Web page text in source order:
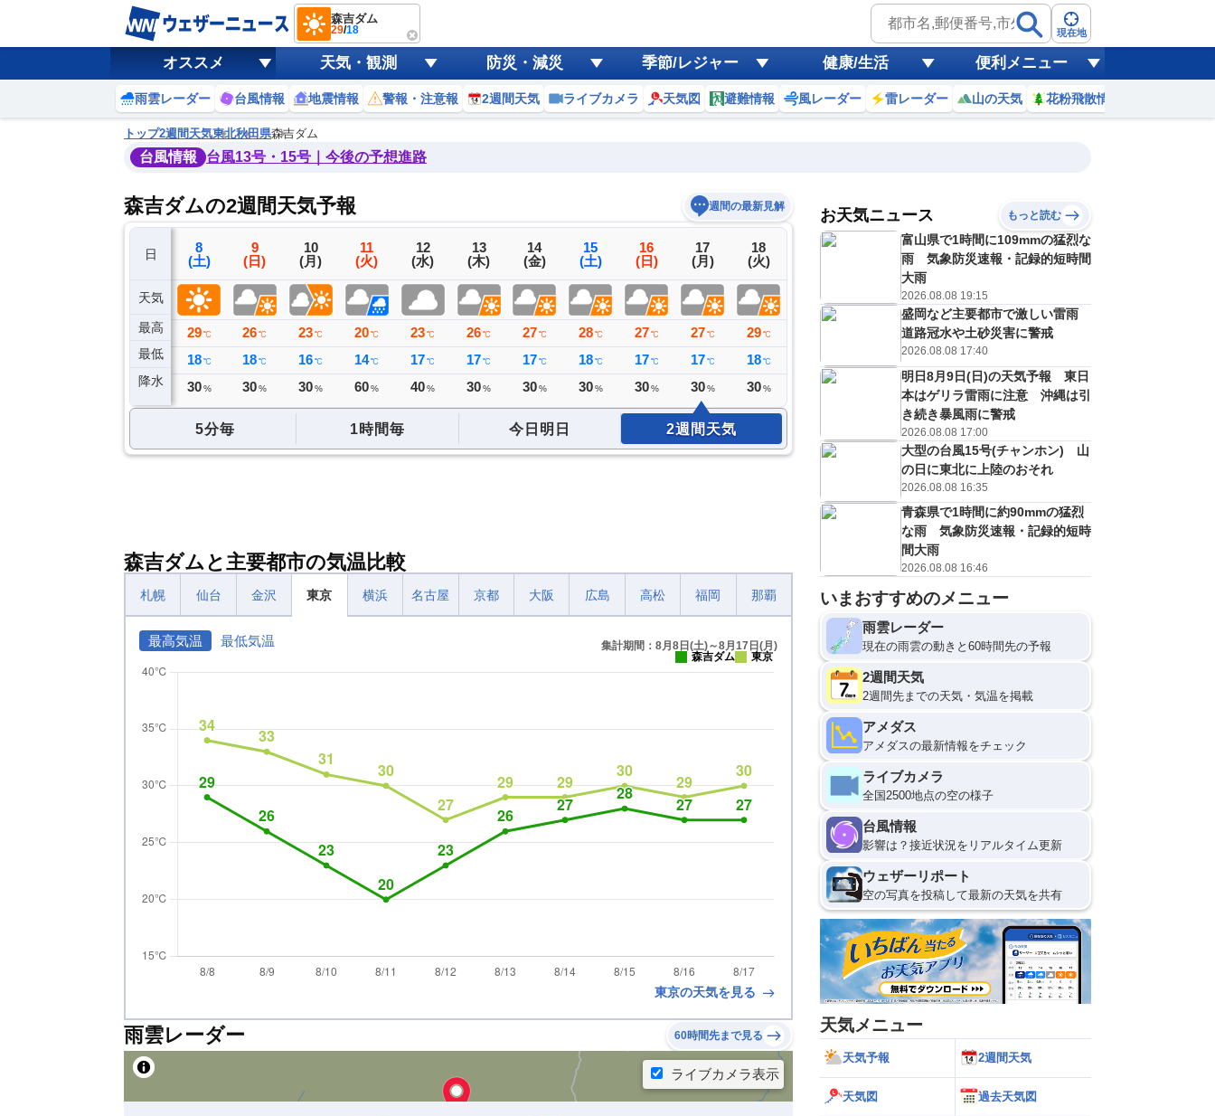
森吉ダム
29/18 現在地
オススメ 天気・観測 防災・減災 季節/レジャー 健康/生活 便利メニュー
雨雲レーダー 台風情報 地震情報 警報・注意報 2週間天気 ライブカメラ 天気図 避難情報 風レーダー 雷レーダー 山の天気 花粉飛散情報
トップ2週間天気東北秋田県森吉ダム
台風情報 台風13号・15号｜今後の予想進路
森吉ダムの2週間天気予報 週間の最新見解
日
天気
最高
最低
降水
7
(金)
31℃
19℃
ミリ
8
(土)
29 ℃
18 ℃
30 %
9
(日)
26 ℃
18 ℃
30 %
10
(月)
23 ℃
16 ℃
30 %
11
(火)
20 ℃
14℃
60 %
12
(水)
23℃
17℃
40%
13
(木)
26℃
17℃
30%
14
(金)
27℃
17℃
30%
15
(土)
28℃
18℃
30%
16
(日)
27 ℃
17 ℃
30 %
17
(月)
27 ℃
17 ℃
30 %
18
(火)
29 ℃
18 ℃
30 %
19
℃
21
(金)
E
25℃
17
40 %
22
(土)
E
23℃
15
40%
予報の
信頼度
B
C
D
？
5分毎 1時間毎 今日明日 2週間天気
森吉ダムと主要都市の気温比較
札幌 仙台 金沢 東京 横浜 名古屋 京都 大阪 広島 高松 福岡 那覇
最高気温 最低気温
集計期間：8月8日(土)～8月17日(月)
森吉ダム
東京
東京の天気を見る
雨雲レーダー 60時間先まで見る
お天気ニュース もっと読む
富山県で1時間に109mmの猛烈な
雨 気象防災速報・記録的短時間
大雨
2026.08.08 19:15
盛岡など主要都市で激しい雷雨
道路冠水や土砂災害に警戒
2026.08.08 17:40
明日8月9日(日)の天気予報 東日
本はゲリラ雷雨に注意 沖縄は引
き続き暴風雨に警戒
2026.08.08 17:00
大型の台風15号(チャンホン) 山
の日に東北に上陸のおそれ
2026.08.08 16:35
青森県で1時間に約90mmの猛烈
な雨 気象防災速報・記録的短時
間大雨
2026.08.08 16:46
いまおすすめのメニュー
雨雲レーダー
現在の雨雲の動きと60時間先の予報
2週間天気
2週間先までの天気・気温を掲載
アメダス
アメダスの最新情報をチェック
ライブカメラ
全国2500地点の空の様子
台風情報
影響は？接近状況をリアルタイム更新
ウェザーリポート
空の写真を投稿して最新の天気を共有
天気メニュー
天気予報 2週間天気
天気図 過去天気図